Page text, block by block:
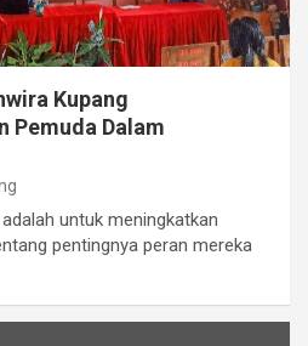
Kupang
Pemuda Dalam
untuk meningkatkan
pentingnya peran mereka